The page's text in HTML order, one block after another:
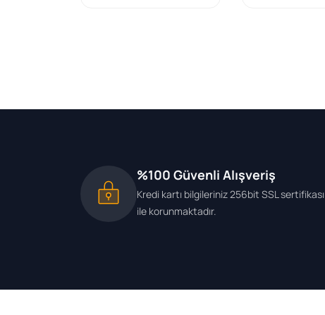
%100 Güvenli Alışveriş
Kredi kartı bilgileriniz 256bit SSL sertifikası
ile korunmaktadır.